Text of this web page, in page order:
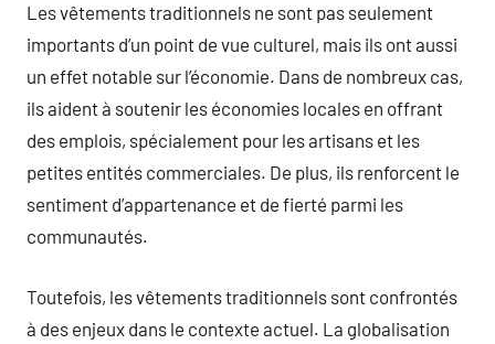
Les vêtements traditionnels ne sont pas seulement
importants d’un point de vue culturel, mais ils ont aussi
un effet notable sur l’économie. Dans de nombreux cas,
ils aident à soutenir les économies locales en offrant
des emplois, spécialement pour les artisans et les
petites entités commerciales. De plus, ils renforcent le
sentiment d’appartenance et de fierté parmi les
communautés.
Toutefois, les vêtements traditionnels sont confrontés
à des enjeux dans le contexte actuel. La globalisation